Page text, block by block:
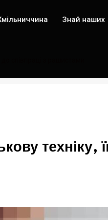
Знай наших
співпраці з рашистами
техніку,